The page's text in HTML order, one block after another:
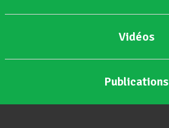
Vidéos
Publications